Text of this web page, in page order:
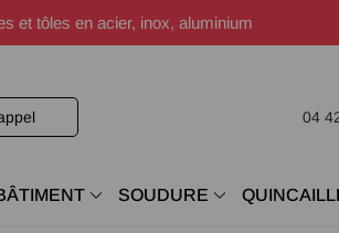
tôles en acier, inox, aluminium
04
SOUDURE